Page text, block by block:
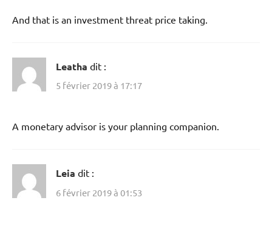
And that is an investment threat price taking.
Leatha dit :
5 février 2019 à 17:17
A monetary advisor is your planning companion.
Leia dit :
6 février 2019 à 01:53